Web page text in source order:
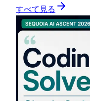
すべて見る